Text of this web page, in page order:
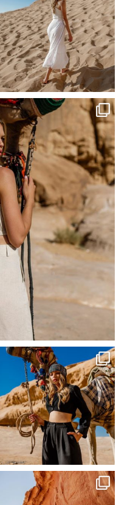
Сер 23
ebutikpl
Сер 20
ebutikpl